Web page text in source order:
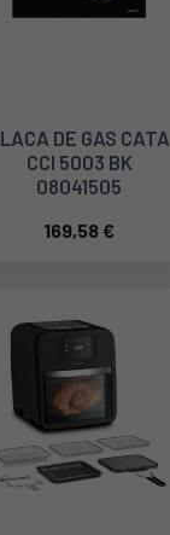
DE GAS CATA
CCI 5003 BK
08041505
169,58 €